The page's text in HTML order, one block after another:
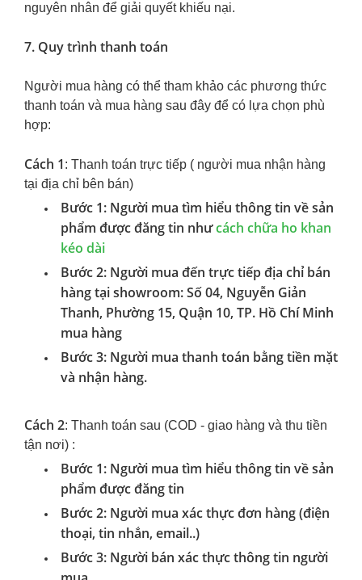
nguyên nhân để giải quyết khiếu nại.
7. Quy trình thanh toán
Người mua hàng có thể tham khảo các phương thức
thanh toán và mua hàng sau đây để có lựa chọn phù
hợp:
Cách 1 : Thanh toán trực tiếp ( người mua nhận hàng
tại địa chỉ bên bán)
Bước 1: Người mua tìm hiểu thông tin về sản
phẩm được đăng tin nhưcách chữa ho khan
kéo dài
Bước 2: Người mua đến trực tiếp địa chỉ bán
hàng tại showroom: Số 04, Nguyễn Giản
Thanh, Phường 15, Quận 10, TP. Hồ Chí Minh
mua hàng
Bước 3: Người mua thanh toán bằng tiền mặt
và nhận hàng.
Cách 2: Thanh toán sau (COD - giao hàng và thu tiền
tận nơi) :
Bước 1: Người mua tìm hiểu thông tin về sản
phẩm được đăng tin
Bước 2: Người mua xác thực đơn hàng (điện
thoại, tin nhắn, email..)
Bước 3: Người bán xác thực thông tin người